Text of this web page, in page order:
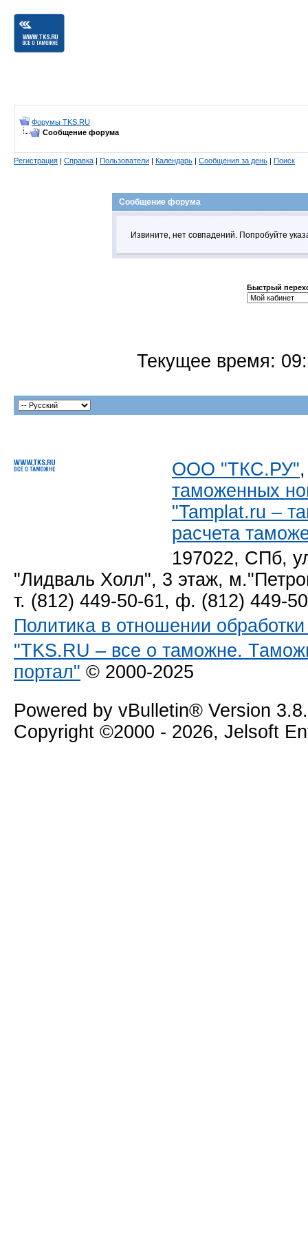
Форумы TKS.RU
Сообщение форума
Регистрация | Справка | Пользователи | Календарь | Сообщения за день | Поиск
Сообщение форума
Извините, нет совпадений. Попробуйте
Быстрый
Текущее время:
ООО "ТКС.РУ"
таможенных
"Tamplat.ru –
расчета
197022, СПб,
"Лидваль Холл", 3 этаж,
т. (812) 449-50-61, ф. (812) 449-
Политика в отношении
"TKS.RU – все о таможне.
портал" © 2000-2025
Powered by vBulletin® Version
Copyright ©2000 - 2026, Jelsoft